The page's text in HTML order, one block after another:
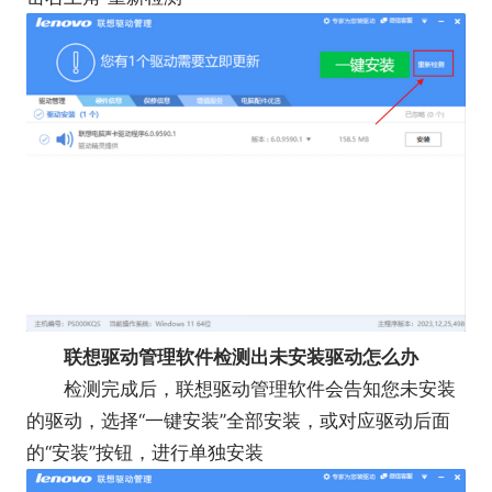
联想驱动管理软件检测出未安装驱动怎么办
检测完成后，联想驱动管理软件会告知您未安装
的驱动，选择“一键安装”全部安装，或对应驱动后面
的“安装”按钮，进行单独安装